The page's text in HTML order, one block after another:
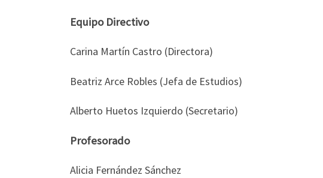
Equipo Directivo
Carina Martín Castro (Directora)
Beatriz Arce Robles (Jefa de Estudios)
Alberto Huetos Izquierdo (Secretario)
Profesorado
Alicia Fernández Sánchez